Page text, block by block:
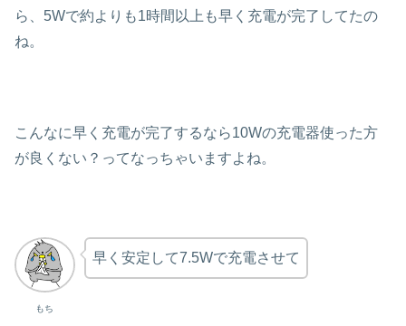
ら、5Wで約よりも1時間以上も早く充電が完了してたの
ね。
こんなに早く充電が完了するなら10Wの充電器使った方
が良くない？ってなっちゃいますよね。
もち
早く安定して7.5Wで充電させて